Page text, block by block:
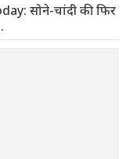
सोने-चांदी की फिर